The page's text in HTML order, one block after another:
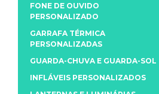
FONE DE OUVIDO
PERSONALIZADO
GARRAFA TÉRMICA
PERSONALIZADAS
GUARDA-CHUVA E GUARDA-SOL
INFLÁVEIS PERSONALIZADOS